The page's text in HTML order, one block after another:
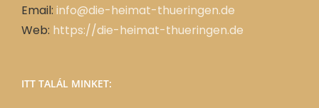
Email: info@die-heimat-thueringen.de
Web: https://die-heimat-thueringen.de
ITT TALÁL MINKET: